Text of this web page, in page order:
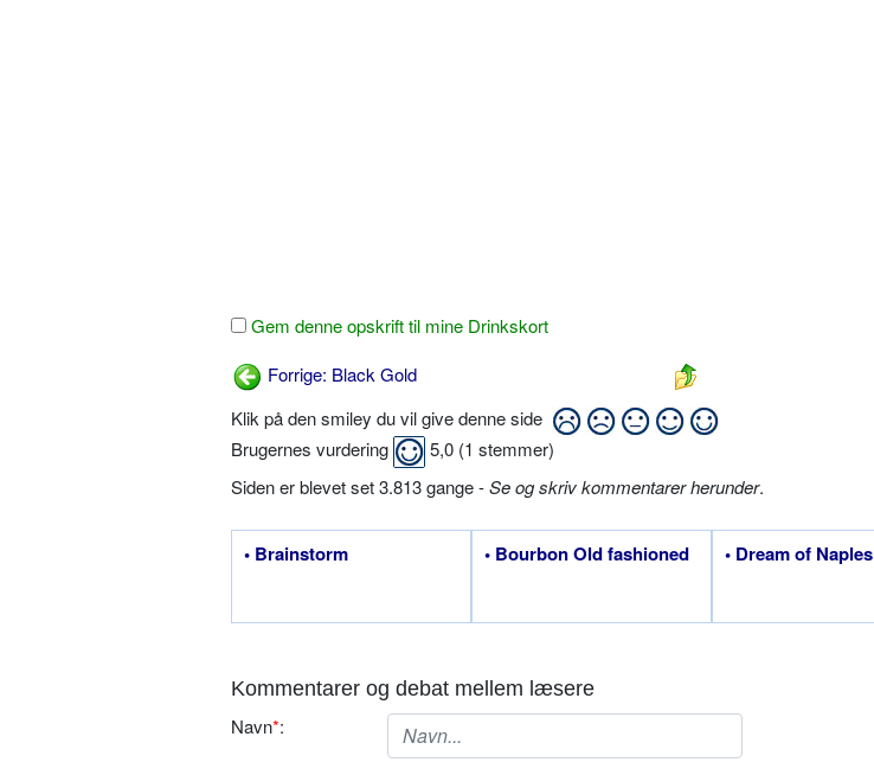
Gem denne opskrift til mine Drinkskort
Forrige: Black Gold
Klik på den smiley du vil give denne side
Brugernes vurdering
5,0 (1 stemmer)
Siden er blevet set 3.813 gange -Se og skriv kommentarer herunder.
• Brainstorm • Bourbon Old fashioned • Dream of Naples
Kommentarer og debat mellem læsere
Navn*: